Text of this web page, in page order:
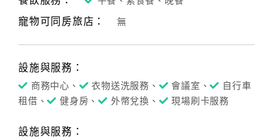
寵物可同房旅店： 無
設施與服務：
商務中心、 衣物送洗服務、 會議室、
自行車
租借、
健身房、 外幣兌換、 現場刷卡服務
設施與服務：